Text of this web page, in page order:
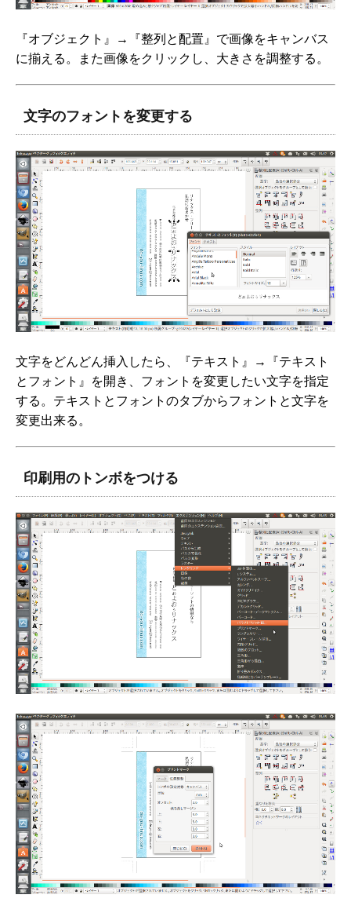
『オブジェクト』→『整列と配置』で画像をキャンバス
に揃える。また画像をクリックし、大きさを調整する。
文字のフォントを変更する
文字をどんどん挿入したら、『テキスト』→『テキスト
とフォント』を開き、フォントを変更したい文字を指定
する。テキストとフォントのタブからフォントと文字を
変更出来る。
印刷用のトンボをつける